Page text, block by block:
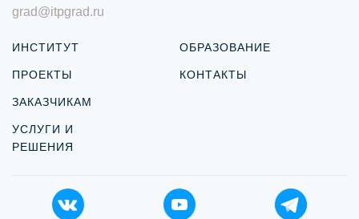
grad@itpgrad.ru
ИНСТИТУТ
ПРОЕКТЫ
ЗАКАЗЧИКАМ
УСЛУГИ И
РЕШЕНИЯ
ОБРАЗОВАНИЕ
КОНТАКТЫ